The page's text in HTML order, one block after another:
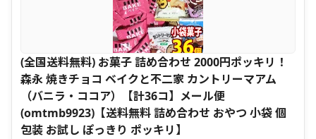
(全国送料無料) お菓子 詰め合わせ 2000円ポッキリ！
森永 焼きチョコ ベイクと不二家 カントリーマアム
（バニラ・ココア）【計36コ】メール便
(omtmb9923)【送料無料 詰め合わせ おやつ 小袋 個
包装 お試し ぽっきり ポッキリ】